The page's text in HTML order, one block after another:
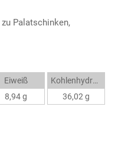
Palatschinken,
Eiweiß
8,94 g
Kohlenhydrate
36,02 g